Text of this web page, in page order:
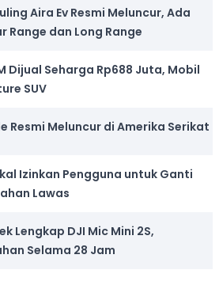
Aira Ev Resmi Meluncur, Ada
Range dan Long Range
Dijual Seharga Rp688 Juta, Mobil
SUV
Resmi Meluncur di Amerika Serikat
Izinkan Pengguna untuk Ganti
Lawas
Lengkap DJI Mic Mini 2S,
Selama 28 Jam